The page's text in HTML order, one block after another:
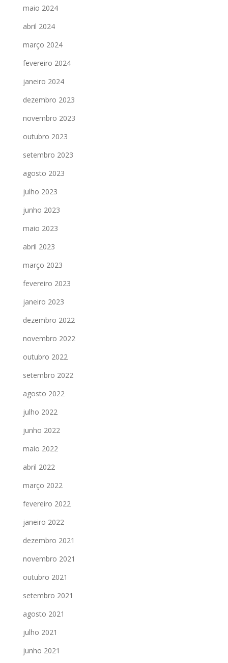
maio 2024
abril 2024
março 2024
fevereiro 2024
janeiro 2024
dezembro 2023
novembro 2023
outubro 2023
setembro 2023
agosto 2023
julho 2023
junho 2023
maio 2023
abril 2023
março 2023
fevereiro 2023
janeiro 2023
dezembro 2022
novembro 2022
outubro 2022
setembro 2022
agosto 2022
julho 2022
junho 2022
maio 2022
abril 2022
março 2022
fevereiro 2022
janeiro 2022
dezembro 2021
novembro 2021
outubro 2021
setembro 2021
agosto 2021
julho 2021
junho 2021